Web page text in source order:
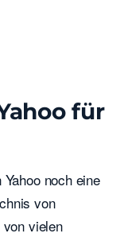
für
noch eine
von
vielen